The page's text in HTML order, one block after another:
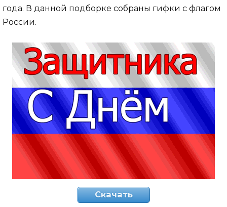
года. В данной подборке собраны гифки с флагом
России.
Скачать